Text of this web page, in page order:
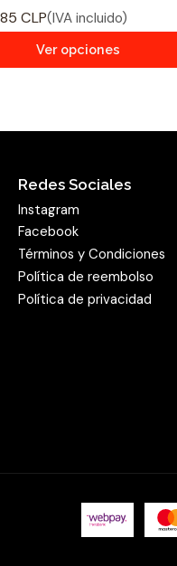
CLP(IVA incluido)
Ver opciones
Redes Sociales
Instagram
Facebook
Términos y Condiciones
Política de reembolso
Política de privacidad